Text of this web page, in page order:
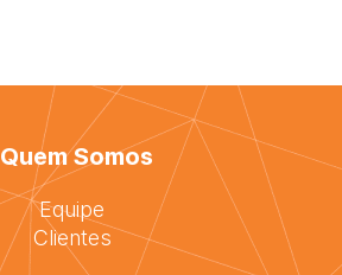
Quem Somos
Equipe
Clientes